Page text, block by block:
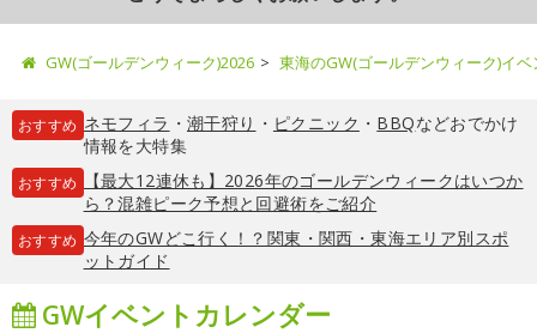
GW(ゴールデンウィーク)2026 東海のGW(ゴールデンウィーク)イ
おすすめ ネモフィラ ・ 潮干狩り ・ ピクニック ・ BBQなどおでかけ
情報を大特集
おすすめ
【最大12連休も】2026年のゴールデンウィークはいつか
ら？混雑ピーク予想と回避術をご紹介
おすすめ 今年のGWどこ行く！？関東・関西・東海エリア別スポ
ットガイド
GWイベントカレンダー